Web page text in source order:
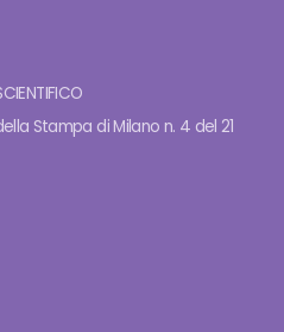
Stampa di Milano n. 4 del 21